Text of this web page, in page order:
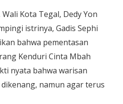
Kota Tegal, Dedy Yon
istrinya, Gadis Sephi
bahwa pementasan
Kenduri Cinta Mbah
nyata bahwa warisan
namun agar terus